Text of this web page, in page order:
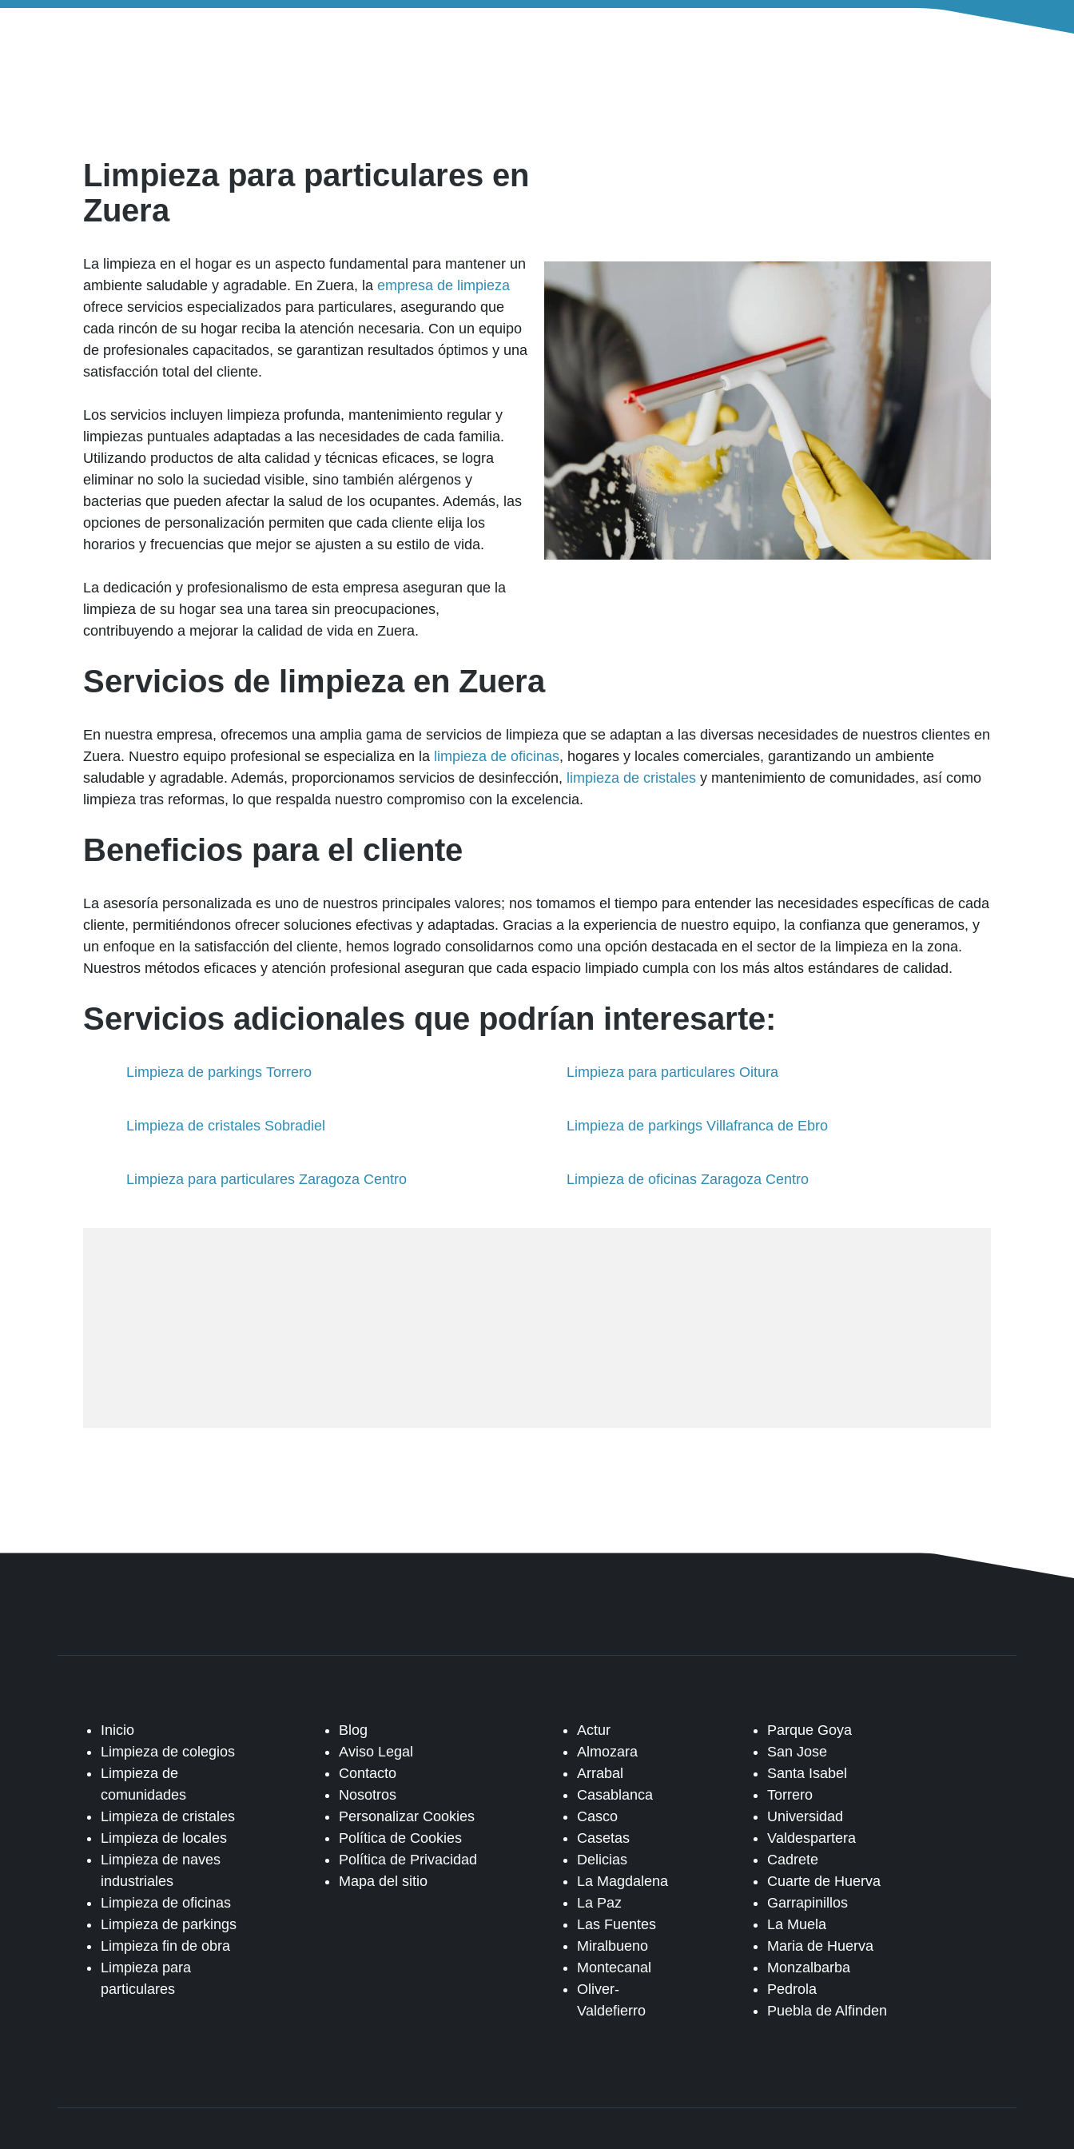
Limpieza para particulares en
Zuera
La limpieza en el hogar es un aspecto fundamental para mantener un
ambiente saludable y agradable. En Zuera, la empresa de limpieza
ofrece servicios especializados para particulares, asegurando que
cada rincón de su hogar reciba la atención necesaria. Con un equipo
de profesionales capacitados, se garantizan resultados óptimos y una
satisfacción total del cliente.
Los servicios incluyen limpieza profunda, mantenimiento regular y
limpiezas puntuales adaptadas a las necesidades de cada familia.
Utilizando productos de alta calidad y técnicas eficaces, se logra
eliminar no solo la suciedad visible, sino también alérgenos y
bacterias que pueden afectar la salud de los ocupantes. Además, las
opciones de personalización permiten que cada cliente elija los
horarios y frecuencias que mejor se ajusten a su estilo de vida.
La dedicación y profesionalismo de esta empresa aseguran que la
limpieza de su hogar sea una tarea sin preocupaciones,
contribuyendo a mejorar la calidad de vida en Zuera.
Servicios de limpieza en Zuera
En nuestra empresa, ofrecemos una amplia gama de servicios de limpieza que se adaptan a las diversas necesidades de nuestros clientes en
Zuera. Nuestro equipo profesional se especializa en la limpieza de oficinas, hogares y locales comerciales, garantizando un ambiente
saludable y agradable. Además, proporcionamos servicios de desinfección, limpieza de cristales y mantenimiento de comunidades, así como
limpieza tras reformas, lo que respalda nuestro compromiso con la excelencia.
Beneficios para el cliente
La asesoría personalizada es uno de nuestros principales valores; nos tomamos el tiempo para entender las necesidades específicas de cada
cliente, permitiéndonos ofrecer soluciones efectivas y adaptadas. Gracias a la experiencia de nuestro equipo, la confianza que generamos, y
un enfoque en la satisfacción del cliente, hemos logrado consolidarnos como una opción destacada en el sector de la limpieza en la zona.
Nuestros métodos eficaces y atención profesional aseguran que cada espacio limpiado cumpla con los más altos estándares de calidad.
Servicios adicionales que podrían interesarte:
Limpieza de parkings Torrero Limpieza para particulares Oitura
Limpieza de cristales Sobradiel Limpieza de parkings Villafranca de Ebro
Limpieza para particulares Zaragoza Centro Limpieza de oficinas Zaragoza Centro
Inicio
Limpieza de colegios
Limpieza de
comunidades
Limpieza de cristales
Limpieza de locales
Limpieza de naves
industriales
Limpieza de oficinas
Limpieza de parkings
Limpieza fin de obra
Limpieza para
particulares
Blog
Aviso Legal
Contacto
Nosotros
Personalizar Cookies
Política de Cookies
Política de Privacidad
Mapa del sitio
Actur
Almozara
Arrabal
Casablanca
Casco
Casetas
Delicias
La Magdalena
La Paz
Las Fuentes
Miralbueno
Montecanal
Oliver-
Valdefierro
Parque Goya
San Jose
Santa Isabel
Torrero
Universidad
Valdespartera
Cadrete
Cuarte de Huerva
Garrapinillos
La Muela
Maria de Huerva
Monzalbarba
Pedrola
Puebla de Alfinden